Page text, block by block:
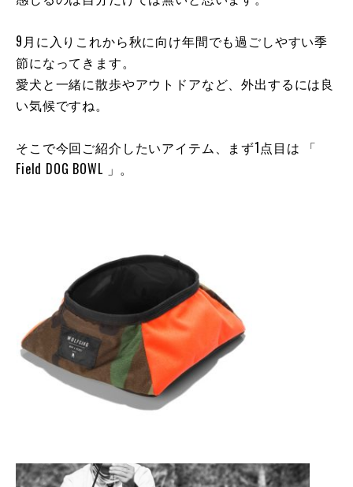
9月に入りこれから秋に向け年間でも過ごしやすい季
節になってきます。
愛犬と一緒に散歩やアウトドアなど、外出するには良
い気候ですね。
そこで今回ご紹介したいアイテム、まず1点目は 「
Field DOG BOWL 」。